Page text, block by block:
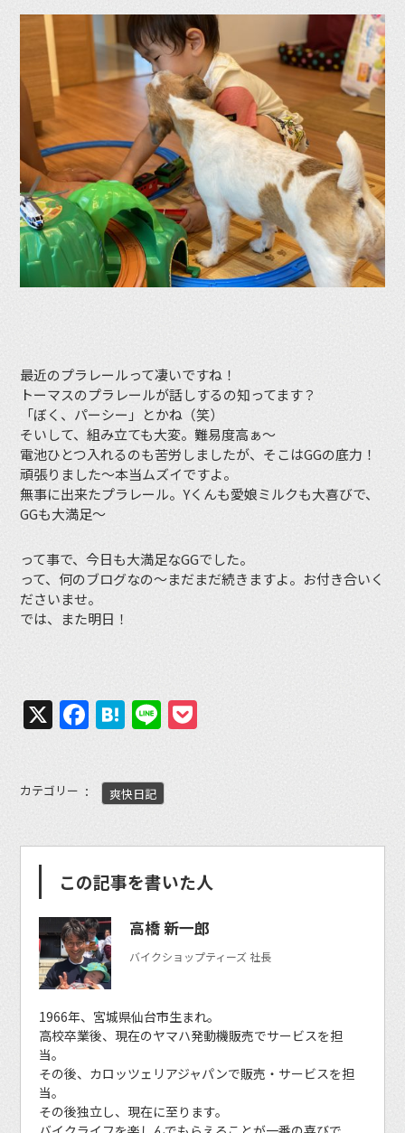
最近のプラレールって凄いですね！
トーマスのプラレールが話しするの知ってます？
「ぼく、パーシー」とかね（笑）
そいして、組み立ても大変。難易度高ぁ〜
電池ひとつ入れるのも苦労しましたが、そこはGGの底力！
頑張りました〜本当ムズイですよ。
無事に出来たプラレール。Yくんも愛娘ミルクも大喜びで、
GGも大満足〜
って事で、今日も大満足なGGでした。
って、何のブログなの〜まだまだ続きますよ。お付き合いく
ださいませ。
では、また明日！
X Facebook
Hatena
Line
カテゴリー 爽快日記
この記事を書いた人
高橋 新一郎
バイクショップティーズ 社長
1966年、宮城県仙台市生まれ。
高校卒業後、現在のヤマハ発動機販売でサービスを担
当。
その後、カロッツェリアジャパンで販売・サービスを担
当。
その後独立し、現在に至ります。